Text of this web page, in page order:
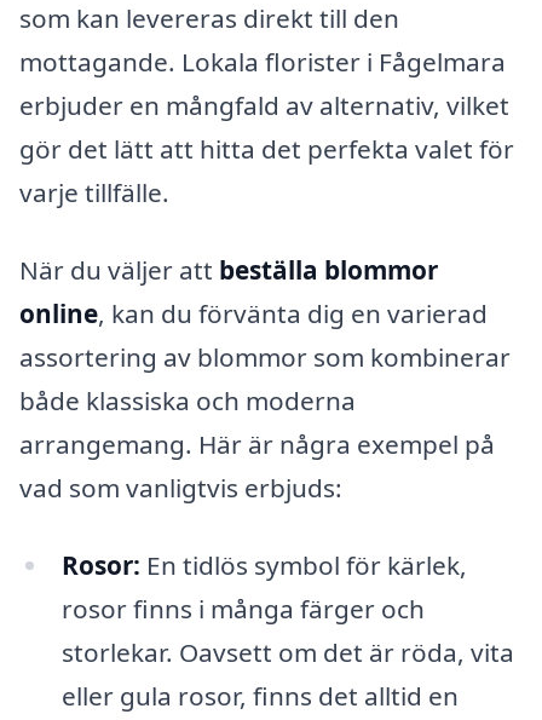
som kan levereras direkt till den
mottagande. Lokala florister i Fågelmara
erbjuder en mångfald av alternativ, vilket
gör det lätt att hitta det perfekta valet för
varje tillfälle.
När du väljer att beställa blommor
online, kan du förvänta dig en varierad
assortering av blommor som kombinerar
både klassiska och moderna
arrangemang. Här är några exempel på
vad som vanligtvis erbjuds:
Rosor: En tidlös symbol för kärlek,
rosor finns i många färger och
storlekar. Oavsett om det är röda, vita
eller gula rosor, finns det alltid en